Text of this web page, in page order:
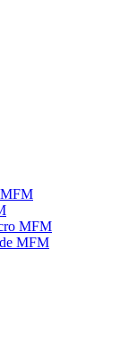
MFM
MFM
MFM